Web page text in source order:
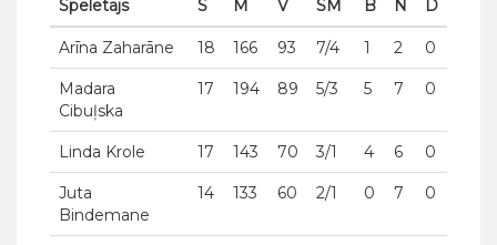
Spēlētājs S M V SM B N D
Arīna Zaharāne 18 166 93 7/4 1 2 0
Madara
Cibuļska
17 194 89 5/3 5 7 0
Linda Krole 17 143 70 3/1 4 6 0
Juta
Bindemane
14 133 60 2/1 0 7 0